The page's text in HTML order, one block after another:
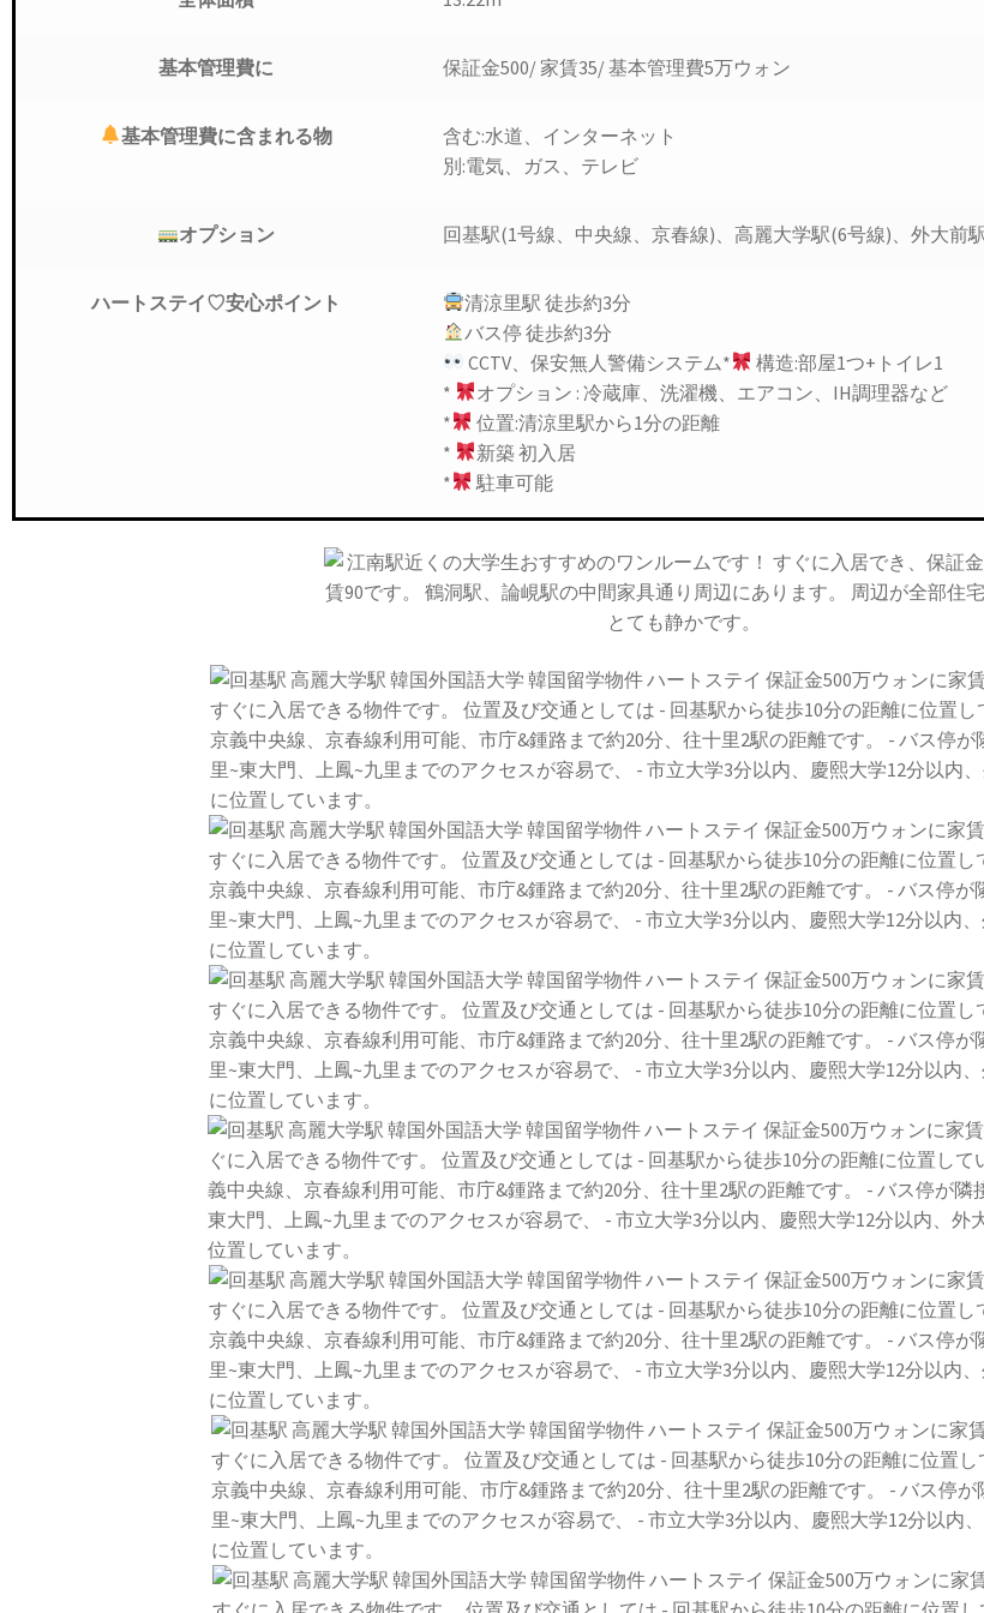
基本管理費に 保証金500/ 家賃35/ 基本管理費5万ウォン
基本管理費に含まれる物
含む:水道、インターネット
別:電気、ガス、テレビ
オプション 回基駅(1号線、中央線、京春線)、高麗大学駅(6号線)、外大前
ハートステイ♡安心ポイント
清涼里駅 徒歩約3分
バス停 徒歩約3分
CCTV、保安無人警備システム*
構造:部屋1つ+トイレ1
*
オプション : 冷蔵庫、洗濯機、エアコン、IH調理器など
*
位置:清涼里駅から1分の距離
*
新築 初入居
*
駐車可能